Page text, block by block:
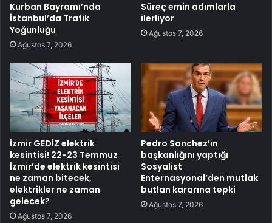
Kurban Bayramı’nda
İstanbul’da Trafik
Yoğunluğu
Ağustos 7, 2026
Süreç emin adımlarla
ilerliyor
Ağustos 7, 2026
İzmir GEDİZ elektrik
kesintisi! 22-23 Temmuz
İzmir’de elektrik kesintisi
ne zaman bitecek,
elektrikler ne zaman
gelecek?
Ağustos 7, 2026
Pedro Sanchez’in
başkanlığını yaptığı
Sosyalist
Enternasyonal’den mutlak
butlan kararına tepki
Ağustos 7, 2026